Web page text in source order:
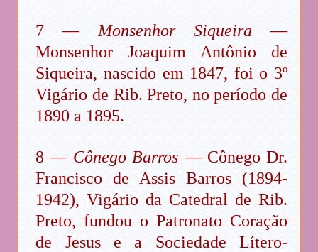
7 — Monsenhor Siqueira —
Monsenhor Joaquim Antônio de
Siqueira, nascido em 1847, foi o 3º
Vigário de Rib. Preto, no período de
1890 a 1895.
8 — Cônego Barros — Cônego Dr.
Francisco de Assis Barros (1894-
1942), Vigário da Catedral de Rib.
Preto, fundou o Patronato Coração
de Jesus e a Sociedade Lítero-